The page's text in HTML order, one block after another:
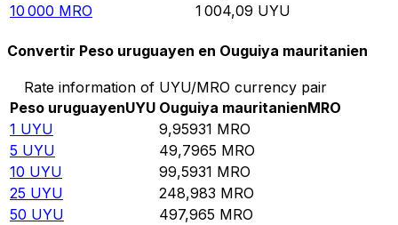
10 000 MRO 1 004,09 UYU
Convertir Peso uruguayen en Ouguiya mauritanien
Rate information of UYU/MRO currency pair
Peso uruguayenUYU Ouguiya mauritanienMRO
1 UYU 9,95931 MRO
5 UYU 49,7965 MRO
10 UYU 99,5931 MRO
25 UYU 248,983 MRO
50 UYU 497,965 MRO